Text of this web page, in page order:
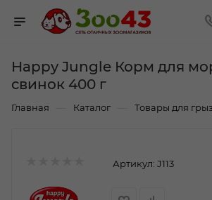
Happy Jungle Корм для
свинок 400 г
Главная Каталог Товары для
Артикул: J113